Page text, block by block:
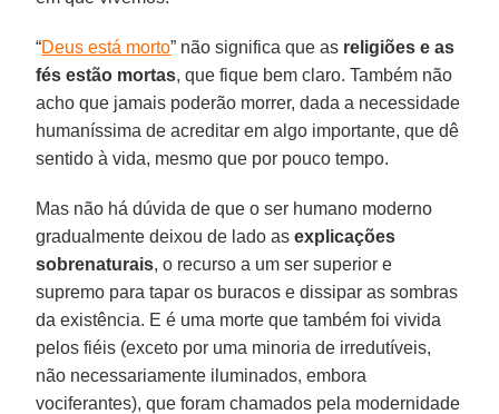
“Deus está morto” não significa que as religiões e as
fés estão mortas, que fique bem claro. Também não
acho que jamais poderão morrer, dada a necessidade
humaníssima de acreditar em algo importante, que dê
sentido à vida, mesmo que por pouco tempo.
Mas não há dúvida de que o ser humano moderno
gradualmente deixou de lado asexplicações
sobrenaturais, o recurso a um ser superior e
supremo para tapar os buracos e dissipar as sombras
da existência. E é uma morte que também foi vivida
pelos fiéis (exceto por uma minoria de irredutíveis,
não necessariamente iluminados, embora
vociferantes), que foram chamados pela modernidade